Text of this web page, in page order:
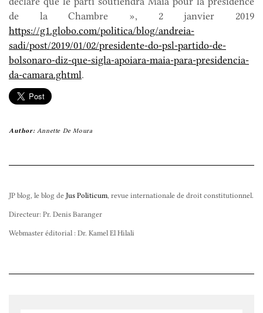
de la Chambre », 2 janvier 2019
https://g1.globo.com/politica/blog/andreia-
sadi/post/2019/01/02/presidente-do-psl-partido-de-
bolsonaro-diz-que-sigla-apoiara-maia-para-presidencia-
da-camara.ghtml.
Author: Annette De Moura
JP blog, le blog de Jus Politicum , revue internationale de droit constitutionnel.
Directeur: Pr. Denis Baranger
Webmaster éditorial : Dr. Kamel El Hilali